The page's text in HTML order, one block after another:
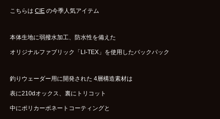
こちらは CIE の今季人気アイテム
本体生地に弱撥水加工、防水性を備えた
オリジナルファブリック「LI-TEX」を使用したバックパック
釣りウェーダー用に開発された 4層構造素材は
表に210dオックス、裏にトリコット
中にポリカーボネートコーティングと